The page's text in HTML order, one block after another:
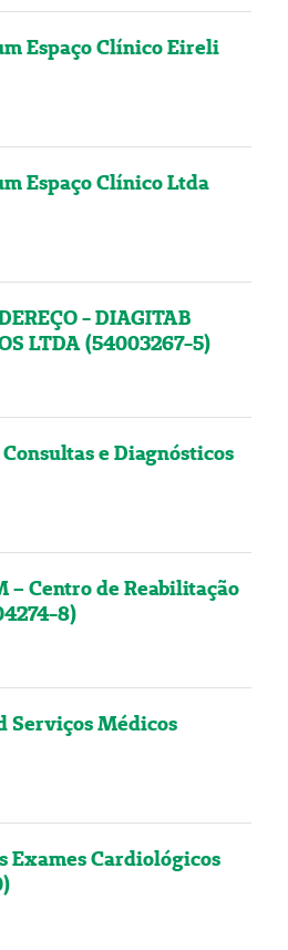
Espaço Clínico Eireli
Espaço Clínico Ltda
- DIAGITAB
LTDA (54003267-5)
e Diagnósticos
– Centro de Reabilitação
8)
Serviços Médicos
Exames Cardiológicos